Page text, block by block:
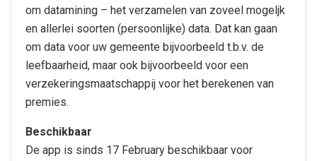
om datamining – het verzamelen van zoveel mogeljk
en allerlei soorten (persoonlijke) data. Dat kan gaan
om data voor uw gemeente bijvoorbeeld t.b.v. de
leefbaarheid, maar ook bijvoorbeeld voor een
verzekeringsmaatschappij voor het berekenen van
premies.
Beschikbaar
De app is sinds 17 February beschikbaar voor